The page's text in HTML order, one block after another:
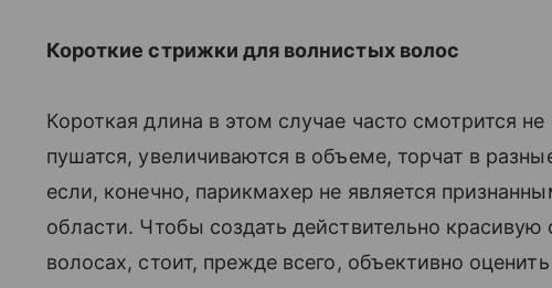
Короткие стрижки для волнистых волос
Короткая длина в этом случае часто смотрится
пушатся, увеличиваются в объеме, торчат в
если, конечно, парикмахер не является
области. Чтобы создать действительно
волосах, стоит, прежде всего, объективно